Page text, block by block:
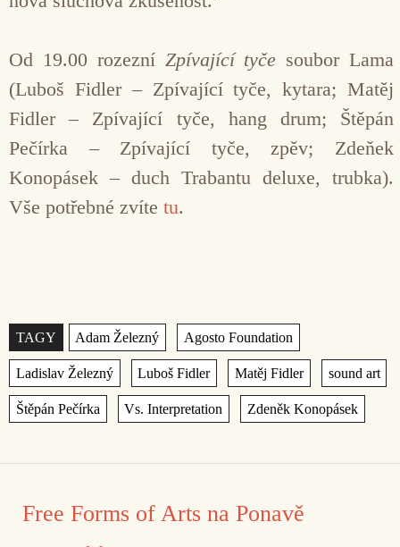
Od 19.00 rozezní Zpívající tyče soubor Lama
(Luboš Fidler – Zpívající tyče, kytara; Matěj
Fidler – Zpívající tyče, hang drum; Štěpán
Pečírka – Zpívající tyče, zpěv; Zdeňek
Konopásek – duch Trabantu deluxe, trubka).
Vše potřebné zvíte tu.
Štítky
Free Forms of Arts na Ponavě